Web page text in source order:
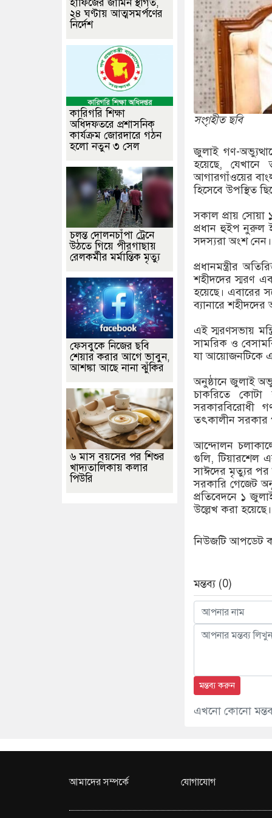
সংগৃহীত ছবি
জুলাই গণ-
হয়েছে, যেখানে
আগারগাঁওয়ের
হিসেবে উপস্থিত
সকাল প্রায়
প্রধান হুইপ নুরুল
সদস্যরা অংশ
প্রধানমন্ত্রীর
শহীদদের স্মরণ
হয়েছে। এবারের
ব্যানারে
এই স্মরণসভায়
সামরিক ও
যা আয়োজনটিকে
অনুষ্ঠানে জুলাই
চাকরিতে কোটা
সরকারবিরোধী
তৎকালীন সরকার
আন্দোলন
গুলি, টিয়ারশেল
সাঈদের মৃত্যুর পর
সরকারি গেজেট
প্রতিবেদনে ১
উল্লেখ করা হয়েছে।
নিউজটি আপডেট
মন্তব্য (0)
মন্তব্য করুন
এখনো কোনো
হাফিজের জামিন স্থগিত,
২৪ ঘণ্টায় আত্মসমর্পণের
নির্দেশ
কারিগরি শিক্ষা
অধিদফতরে প্রশাসনিক
কার্যক্রম জোরদারে গঠন
হলো নতুন ৩ সেল
চলন্ত দোলনচাঁপা ট্রেনে
উঠতে গিয়ে পীরগাছায়
রেলকর্মীর মর্মান্তিক মৃত্যু
ফেসবুকে নিজের ছবি
শেয়ার করার আগে ভাবুন,
আশঙ্কা আছে নানা ঝুঁকির
৬ মাস বয়সের পর শিশুর
খাদ্যতালিকায় কলার
পিউরি
আমাদের সম্পর্কে যোগাযোগ